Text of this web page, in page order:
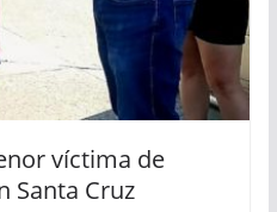
víctima de
Santa Cruz